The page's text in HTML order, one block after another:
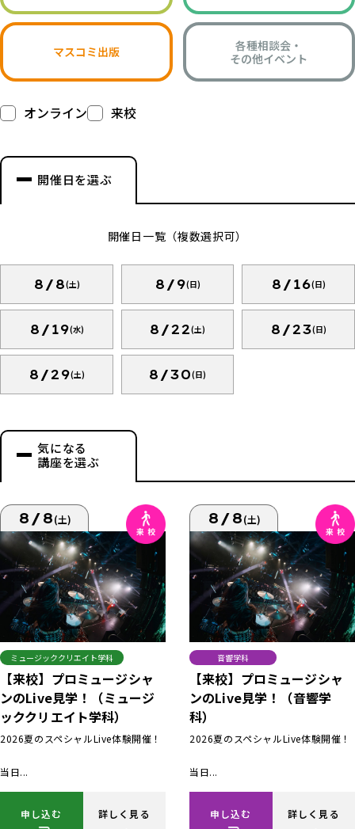
マスコミ出版
各種相談会・
その他イベント
オンライン 来校
開催日を選ぶ
開催日一覧（複数選択可）
8/8(土) 8/9(日) 8/16(日)
8/19(水) 8/22(土) 8/23(日)
8/29(土) 8/30(日)
気になる
講座を選ぶ
8/8(土)
ミュージッククリエイト学科
【来校】プロミュージシャ
ンのLive見学！（ミュージ
ッククリエイト学科）
2026夏のスペシャルLive体験開催！
当日...
申し込む 詳しく見る
8/8(土)
音響学科
【来校】プロミュージシャ
ンのLive見学！（音響学
科）
2026夏のスペシャルLive体験開催！
当日...
申し込む 詳しく見る